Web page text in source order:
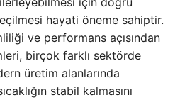
hayati öneme sahiptir.
ve performans açısından
birçok farklı sektörde
üretim alanlarında
stabil kalmasını